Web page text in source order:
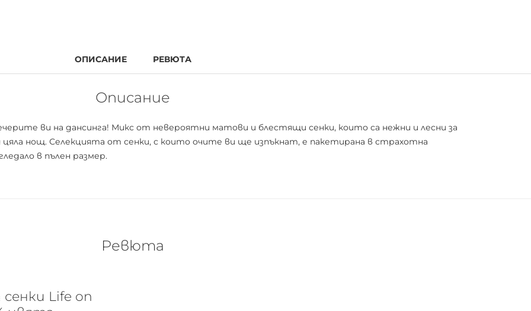
ОПИСАНИЕ РЕВЮТА
Описание
ви на дансинга! Микс от невероятни матови и блестящи сенки, които са нежни и лесни за
нощ. Селекцията от сенки, с които очите ви ще изпъкнат, е пакетирана в страхотна
в пълен размер.
Ревюта
Life on